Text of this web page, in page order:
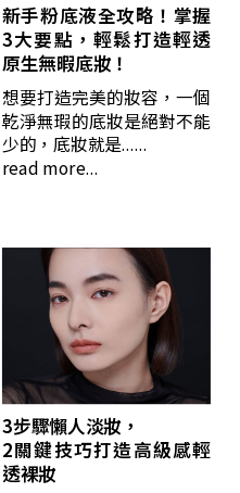
新手粉底液全攻略！掌握
3大要點，輕鬆打造輕透
原生無暇底妝！
想要打造完美的妝容，一個
乾淨無瑕的底妝是絕對不能
少的，底妝就是......
read more...
3步驟懶人淡妝，
2關鍵技巧打造高級感輕
透裸妝